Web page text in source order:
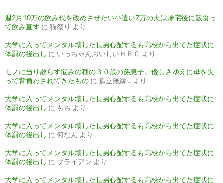
週2月10万の飲み代を改めさせたい小遣い7万の夫は帰宅後に飯食っ
て飲み直す に 猫祭り より
大学に入ってメンタル壊した長男心配するも高校から出てた症状に
体罰の後出し に いっちゃんおいしいＨＢＣ より
モノに当り散らす悩みの種の３０歳の孫息子。優しさゆえに母を失
って背負わされてきたもの に 孤立無縁… より
大学に入ってメンタル壊した長男心配するも高校から出てた症状に
体罰の後出し に もち より
大学に入ってメンタル壊した長男心配するも高校から出てた症状に
体罰の後出し に 何なん より
大学に入ってメンタル壊した長男心配するも高校から出てた症状に
体罰の後出し に ブライアン より
大学に入ってメンタル壊した長男心配するも高校から出てた症状に